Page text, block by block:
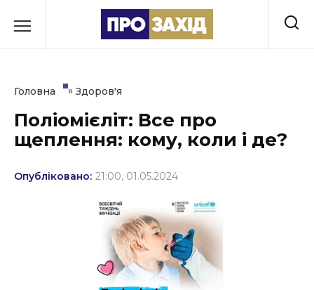
до
Культура
Освіта
Головна » Здоров'я
Поліомієліт: Все про
щеплення: кому, коли і де?
Опубліковано: 21:00, 01.05.2024